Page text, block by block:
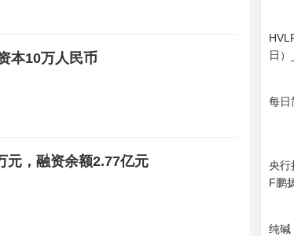
本10万人民币
元，融资余额2.77亿元
日）
每日
央行
F鹏
纯碱